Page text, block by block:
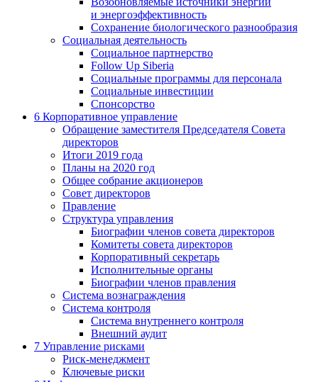
и энергоэффективность
Сохранение биологического разнообразия
Социальная деятельность
Социальное партнерство
Follow Up Siberia
Социальные программы для персонала
Социальные инвестиции
Спонсорство
6 Корпоративное управление
Обращение заместителя Председателя Совета
директоров
Итоги 2019 года
Планы на 2020 год
Общее собрание акционеров
Совет директоров
Правление
Структура управления
Биографии членов совета директоров
Комитеты совета директоров
Корпоративный секретарь
Исполнительные органы
Биографии членов правления
Система вознаграждения
Система контроля
Система внутреннего контроля
Внешний аудит
7 Управление рисками
Риск-менеджмент
Ключевые риски